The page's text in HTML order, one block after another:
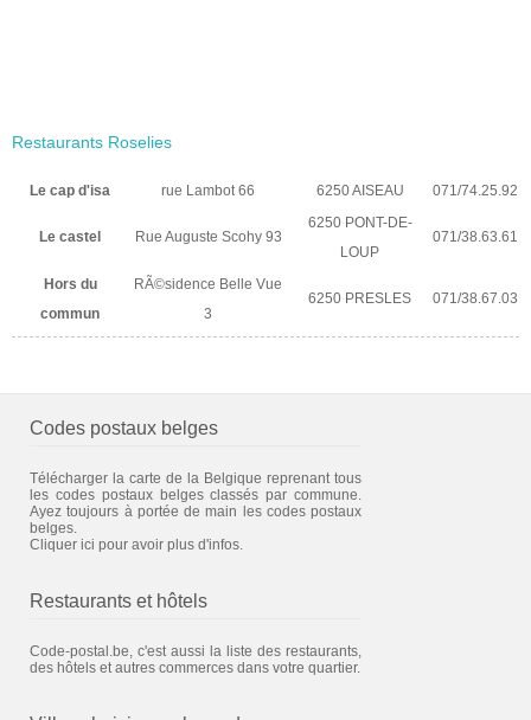
Restaurants Roselies
Le cap d'isa rue Lambot 66 6250 AISEAU 071/74.25.92
Le castel Rue Auguste Scohy 93
6250 PONT-DE-
LOUP
071/38.63.61
Hors du
commun
RÃ©sidence Belle Vue
3
6250 PRESLES 071/38.67.03
Codes postaux belges
Télécharger la carte de la Belgique reprenant tous
les codes postaux belges classés par commune.
Ayez toujours à portée de main les codes postaux
belges.
Cliquer ici pour avoir plus d'infos.
Restaurants et hôtels
Code-postal.be, c'est aussi la liste des restaurants,
des hôtels et autres commerces dans votre quartier.